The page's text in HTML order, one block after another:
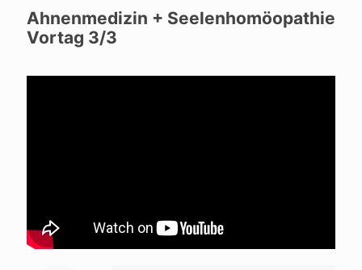
Ahnenmedizin + Seelenhomöopathie
Vortag 3/3